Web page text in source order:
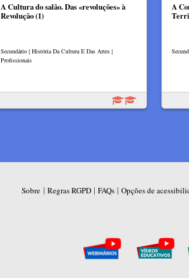
A Cultura do salão. Das «revoluções» à
Revolução (1)
Secundário | História Da Cultura E Das Artes |
Profissionais
A
Sobre | Regras RGPD | FAQs | Opções de